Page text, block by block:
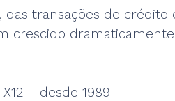
transações de
crescido
– desde 1989